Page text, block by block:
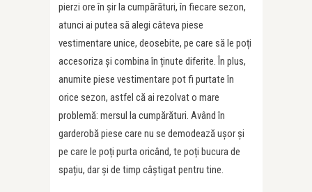
pierzi ore în șir la cumpărături, în fiecare sezon,
atunci ai putea să alegi câteva piese
vestimentare unice, deosebite, pe care să le poți
accesoriza și combina în ținute diferite. În plus,
anumite piese vestimentare pot fi purtate în
orice sezon, astfel că ai rezolvat o mare
problemă: mersul la cumpărături. Având în
garderobă piese care nu se demodează ușor și
pe care le poți purta oricând, te poți bucura de
spațiu, dar și de timp câștigat pentru tine.